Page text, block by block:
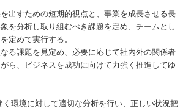
出すための短期的視点と、事業を成長させる長
を分析し取り組むべき課題を定め、チームとし
定めて実行する。
る課題を見定め、必要に応じて社内外の関係者
ら、ビジネスを成功に向けて力強く推進してゆ
く環境に対して適切な分析を行い、正しい状況把